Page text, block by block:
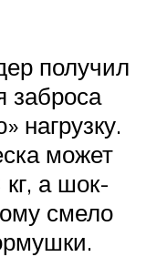
получил
заброса
нагрузку.
может
а шок-
смело